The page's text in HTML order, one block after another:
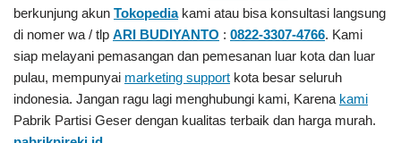
berkunjung akun Tokopediakami atau bisa konsultasi langsung
di nomer wa / tlp ARI BUDIYANTO : 0822-3307-4766. Kami
siap melayani pemasangan dan pemesanan luar kota dan luar
pulau, mempunyai marketing support kota besar seluruh
indonesia. Jangan ragu lagi menghubungi kami, Karena kami
Pabrik Partisi Geser dengan kualitas terbaik dan harga murah.